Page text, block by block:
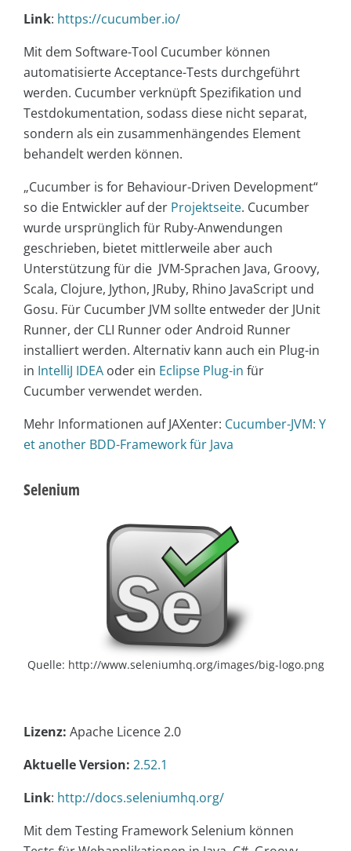
Link: https://cucumber.io/
Mit dem Software-Tool Cucumber können
automatisierte Acceptance-Tests durchgeführt
werden. Cucumber verknüpft Spezifikation und
Testdokumentation, sodass diese nicht separat,
sondern als ein zusammenhängendes Element
behandelt werden können.
„Cucumber is for Behaviour-Driven Development“
so die Entwickler auf der Projektseite. Cucumber
wurde ursprünglich für Ruby-Anwendungen
geschrieben, bietet mittlerweile aber auch
Unterstützung für die JVM-Sprachen Java, Groovy,
Scala, Clojure, Jython, JRuby, Rhino JavaScript und
Gosu. Für Cucumber JVM sollte entweder der JUnit
Runner, der CLI Runner oder Android Runner
installiert werden. Alternativ kann auch ein Plug-in
in IntelliJ IDEA oder ein Eclipse Plug-in für
Cucumber verwendet werden.
Mehr Informationen auf JAXenter: Cucumber-JVM: Y
et another BDD-Framework für Java
Selenium
Quelle: http://www.seleniumhq.org/images/big-logo.png
Lizenz: Apache Licence 2.0
Aktuelle Version: 2.52.1
Link: http://docs.seleniumhq.org/
Mit dem Testing Framework Selenium können